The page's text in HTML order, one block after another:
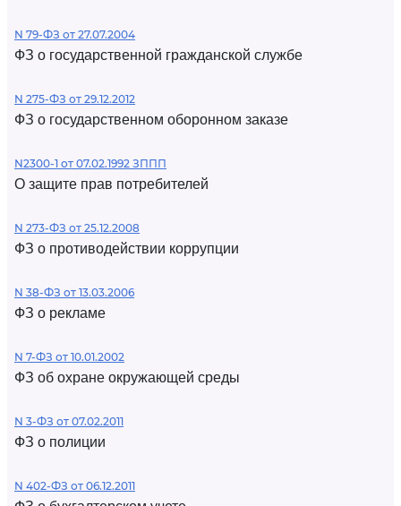
N 79-ФЗ от 27.07.2004
ФЗ о государственной гражданской службе
N 275-ФЗ от 29.12.2012
ФЗ о государственном оборонном заказе
N2300-1 от 07.02.1992 ЗППП
О защите прав потребителей
N 273-ФЗ от 25.12.2008
ФЗ о противодействии коррупции
N 38-ФЗ от 13.03.2006
ФЗ о рекламе
N 7-ФЗ от 10.01.2002
ФЗ об охране окружающей среды
N 3-ФЗ от 07.02.2011
ФЗ о полиции
N 402-ФЗ от 06.12.2011